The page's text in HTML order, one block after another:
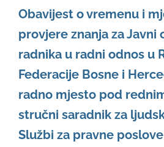
Obavijest o vremenu i
provjere znanja za Javni
radnika u radni odnos u
Federacije Bosne i
radno mjesto pod
stručni saradnik za
Službi za pravne